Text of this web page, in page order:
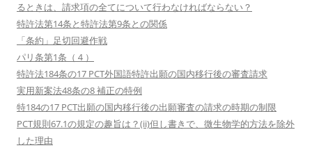
るときは、請求項の全てについて行わなければならない？
特許法第14条と特許法第9条との関係
「条約」足切回避作戦
パリ条第1条（４）
特許法184条の17 PCT外国語特許出願の国内移行後の審査請求
実用新案法48条の8 補正の特例
特184の17 PCT出願の国内移行後の出願審査の請求の時期の制限
PCT規則67.1の規定の趣旨は？(ii)但し書きで、微生物学的方法を除外
した理由